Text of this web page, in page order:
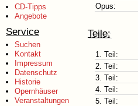
CD-Tipps
Angebote
Service
Suchen
Kontakt
Impressum
Datenschutz
Historie
Opernhäuser
Veranstaltungen
Opus:
Teile:
1. Teil:
2. Teil:
3. Teil:
4. Teil:
5. Teil: